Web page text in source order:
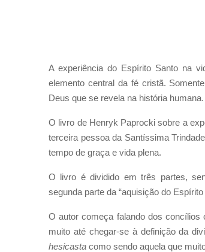
A experiência do Espírito Santo na
elemento central da fé cristã.
Deus que se revela na história humana.
O livro de Henryk Paprocki sobre a
terceira pessoa da Santíssima
tempo de graça e vida plena.
O livro é dividido em três partes,
segunda parte da “aquisição do
O autor começa falando dos
muito até chegar-se à definição da
hesicasta como sendo aquela que